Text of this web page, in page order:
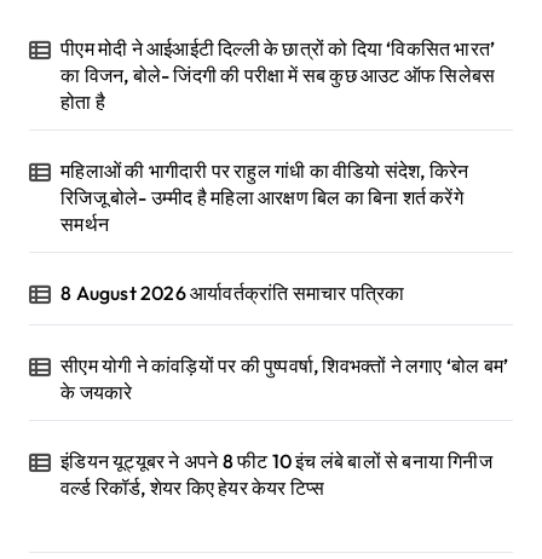
पीएम मोदी ने आईआईटी दिल्ली के छात्रों को दिया ‘विकसित भारत’
का विजन, बोले- जिंदगी की परीक्षा में सब कुछ आउट ऑफ सिलेबस
होता है
महिलाओं की भागीदारी पर राहुल गांधी का वीडियो संदेश, किरेन
रिजिजू बोले- उम्मीद है महिला आरक्षण बिल का बिना शर्त करेंगे
समर्थन
8 August 2026 आर्यावर्तक्रांति समाचार पत्रिका
सीएम योगी ने कांवड़ियों पर की पुष्पवर्षा, शिवभक्तों ने लगाए ‘बोल बम’
के जयकारे
इंडियन यूट्यूबर ने अपने 8 फीट 10 इंच लंबे बालों से बनाया गिनीज
वर्ल्ड रिकॉर्ड, शेयर किए हेयर केयर टिप्स